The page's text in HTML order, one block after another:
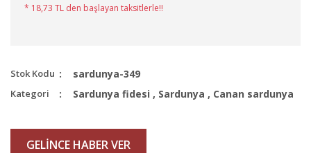
* 18,73 TL den başlayan taksitlerle!!
Stok Kodu sardunya-349
Kategori Sardunya fidesi , Sardunya , Canan sardunya
GELİNCE HABER VER